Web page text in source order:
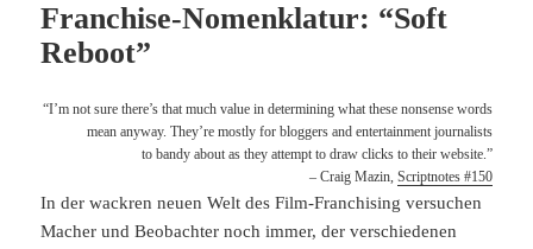
Franchise-Nomenklatur: “Soft
Reboot”
“I’m not sure there’s that much value in determining what these nonsense words
mean anyway. They’re mostly for bloggers and entertainment journalists
to bandy about as they attempt to draw clicks to their website.”
– Craig Mazin, Scriptnotes #150
In der wackren neuen Welt des Film-Franchising versuchen
Macher und Beobachter noch immer, der verschiedenen